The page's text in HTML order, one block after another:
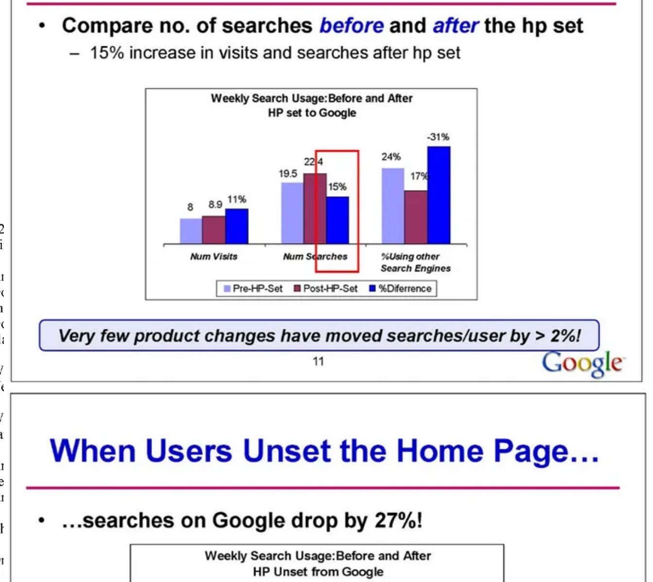
והציטוט של פיטר ת׳יל הוא רלוונטי כאן, כי כמובן אם גוגל מאמינים שיש להם מונופול ביד, הדבר הנכון לעשות הוא להפחית מערכו כלפי חוץ, ולהדגיש את התחרות, האתגרים והקשיים שהם מתמודדים איתם. אבל כלפי פנים,
השיח אמור לשקף יותר טוב את מה שהם באמת מאמינים בו. ומה שמעניין הוא שביירן מצביע על כמה נקודות לאורך העשורים האחרונים, בהם היה חשש פנימי גדול בגוגל מפני אובדן נתח שוק.
המצגת מ-2007 העלתה חששות מפני אובדן גדול של תעבורת החיפוש, במקרה שמיקרוסופט (ששלטה אז בשני שליש משוק הדפדפנים עם אינטרנט אקספלורר) תהיה אגרסיבית יותר, אם אם יאהו (מנוע החיפוש הגדול
נכנסה לעומק של תגובות אפשריות, כולל תשלום לספקיות אינטרנט כדי לקבל מעמד של דף בית ברירת-מחדל, וקידום דפדפנים שאינם אינטרנט אקספלורר. המסקנה היא
שאפילו כשגוגל שלטו בתחום הליבה שלהם, הם לא שלטו בדרך שבה אנשים ניגשים למוצר.
״ לא נועדה רק להדוף את הרגולציה מעליהם, היא באמת הלחיצה בכירים בגוגל לאורך השנים. וזה מעניין לראות את הדרכים שבהם גוגל מינפה את כח השוק שלה כדי לשמר את
. אבל גוגל בכל זאת דאגה לגבי נתח השוק במובייל, עם